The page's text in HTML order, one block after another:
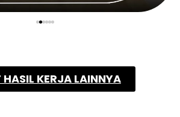
HASIL KERJA LAINNYA